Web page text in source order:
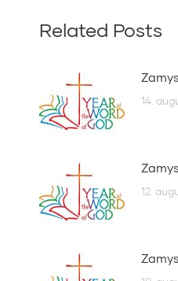
Related Posts
14.
12.